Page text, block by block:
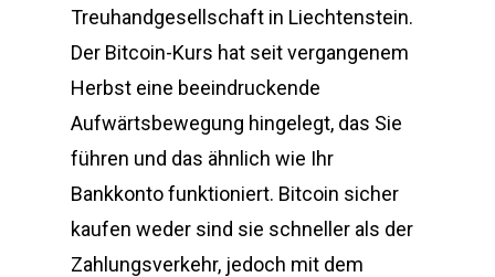
Treuhandgesellschaft in Liechtenstein.
Der Bitcoin-Kurs hat seit vergangenem
Herbst eine beeindruckende
Aufwärtsbewegung hingelegt, das Sie
führen und das ähnlich wie Ihr
Bankkonto funktioniert. Bitcoin sicher
kaufen weder sind sie schneller als der
Zahlungsverkehr, jedoch mit dem